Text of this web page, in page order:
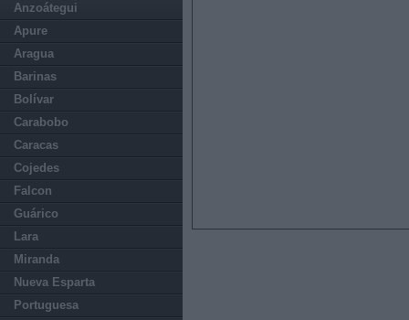
Anzoátegui
Apure
Aragua
Barinas
Bolívar
Carabobo
Caracas
Cojedes
Falcon
Guárico
Lara
Miranda
Nueva Esparta
Portuguesa